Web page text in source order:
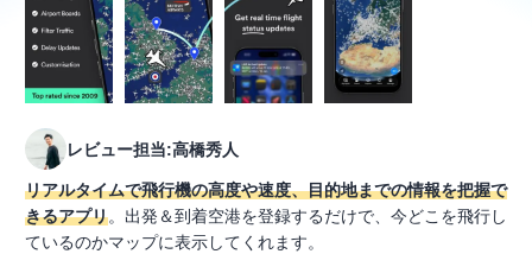
レビュー担当:高橋秀人
リアルタイムで飛行機の高度や速度、目的地までの情報を把握で
きるアプリ。出発＆到着空港を登録するだけで、今どこを飛行し
ているのかマップに表示してくれます。